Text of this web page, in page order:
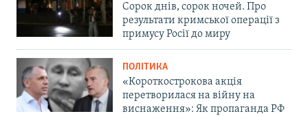
Сорок днів, сорок ночей. Про
результати кримської операції з
примусу Росії до миру
ПОЛІТИКА
«Короткострокова акція
перетворилася на війну на
виснаження»: Як пропаганда РФ